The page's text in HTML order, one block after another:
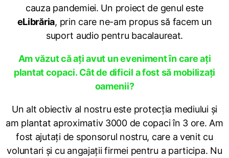
cauza pandemiei. Un proiect de genul este
eLibrăria, prin care ne-am propus să facem un
suport audio pentru bacalaureat.
Am văzut că ați avut un eveniment în care ați
plantat copaci. Cât de dificil a fost să mobilizați
oamenii?
Un alt obiectiv al nostru este protecția mediului și
am plantat aproximativ 3000 de copaci în 3 ore. Am
fost ajutați de sponsorul nostru, care a venit cu
voluntari și cu angajații firmei pentru a participa. Nu